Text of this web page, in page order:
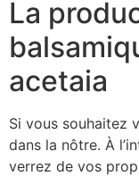
La
acetaia
Si vous souhaitez
dans la nôtre. À
verrez de vos